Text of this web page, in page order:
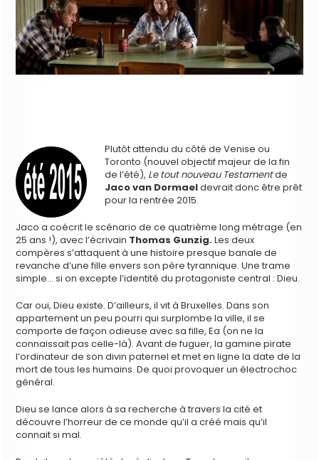
Plutôt attendu du côté de Venise ou
Toronto (nouvel objectif majeur de la fin
de l’été), Le tout nouveau Testamentde
Jaco van Dormaeldevrait donc être prêt
pour la rentrée 2015.
Jaco a coécrit le scénario de ce quatrième long métrage (en
25 ans !), avec l’écrivain Thomas Gunzig.Les deux
compères s’attaquent à une histoire presque banale de
revanche d’une fille envers son père tyrannique. Une trame
simple… si on excepte l’identité du protagoniste central : Dieu.
Car oui, Dieu existe. D’ailleurs, il vit à Bruxelles. Dans son
appartement un peu pourri qui surplombe la ville, il se
comporte de façon odieuse avec sa fille, Ea (on ne la
connaissait pas celle-là). Avant de fuguer, la gamine pirate
l’ordinateur de son divin paternel et met en ligne la date de la
mort de tous les humains. De quoi provoquer un électrochoc
général.
Dieu se lance alors à sa recherche à travers la cité et
découvre l’horreur de ce monde qu’il a créé mais qu’il
connait si mal.